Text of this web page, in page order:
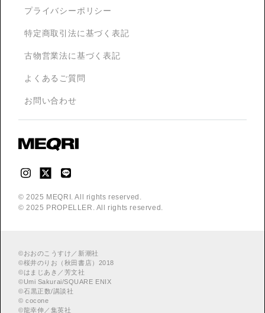
© 2025 MEQRI. All rights reserved.
© 2025 PROPELLER. All rights reserved.
プライバシーポリシー
特定商取引法に基づく表記
古物営業法に基づく表記
よくあるご質問
お問い合わせ
©おおのこうすけ／新潮社
©桜井のりお（秋田書店）2018
©はまじあき／芳文社
© Umi Sakurai/SQUARE ENIX
©︎石黒正数/講談社
© cocone
©龍幸伸／集英社